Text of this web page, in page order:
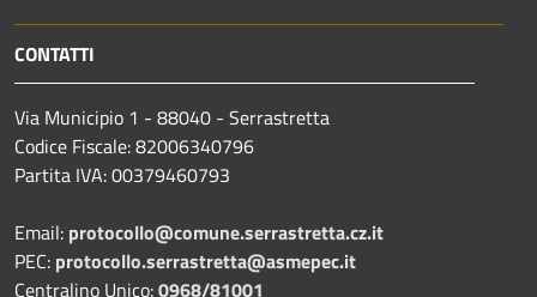
CONTATTI
Via Municipio 1 - 88040 - Serrastretta
Codice Fiscale: 82006340796
Partita IVA: 00379460793
Email: protocollo@comune.serrastretta.cz.it
PEC: protocollo.serrastretta@asmepec.it
Centralino Unico:0968/81001